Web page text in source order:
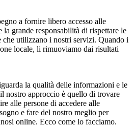
a fornire libero accesso alle
grande responsabilità di rispettare le
che utilizzano i nostri servizi. Quando i
locale, li rimuoviamo dai risultati
la qualità delle informazioni e le
nostro approccio è quello di trovare
alle persone di accedere alle
e fare del nostro meglio per
online. Ecco come lo facciamo.